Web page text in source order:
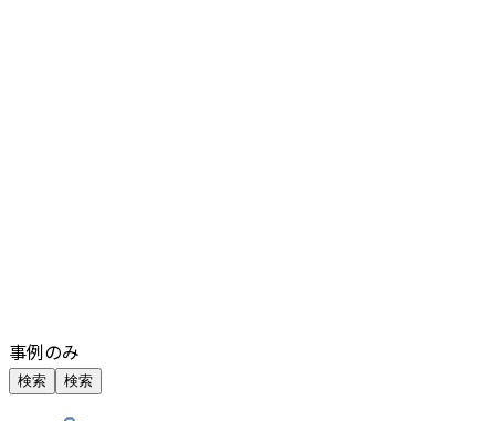
事例のみ
検索 検索